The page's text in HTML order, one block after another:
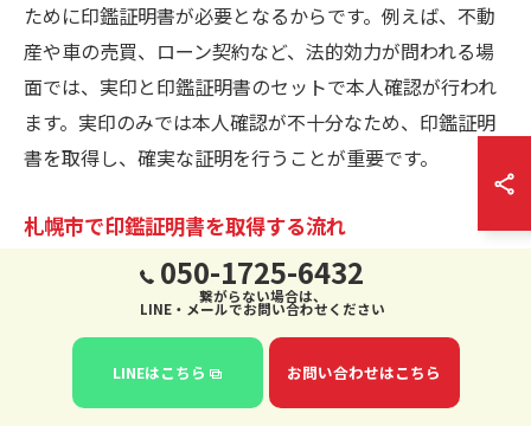
ために印鑑証明書が必要となるからです。例えば、不動
産や車の売買、ローン契約など、法的効力が問われる場
面では、実印と印鑑証明書のセットで本人確認が行われ
ます。実印のみでは本人確認が不十分なため、印鑑証明
書を取得し、確実な証明を行うことが重要です。
札幌市で印鑑証明書を取得する流れ
札幌市で印鑑証明書を取得するには、まず市役所で実印
を印鑑登録する必要があります。登録後、印鑑登録カー
ドが発行され、このカードを持参して窓口で証明書を申
請します。具体的な手順は、1. 必要書類（身分証明書な
ど）を準備、2. 市役所窓口で申請、3. 登録カードの提
050-1725-6432
繋がらない場合は、
LINE・メールでお問い合わせください
LINEはこちら お問い合わせはこちら